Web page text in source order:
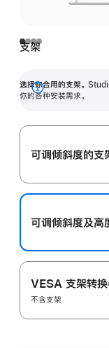
支架
选择你合用的支架。
你的各种安装需求。
展
可调倾斜度的支
可调倾斜度及高‍
VESA 支架转
不含支架